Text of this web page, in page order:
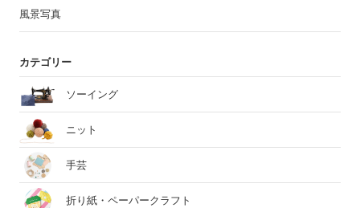
風景写真
カテゴリー
ソーイング
ニット
手芸
折り紙・ペーパークラフト